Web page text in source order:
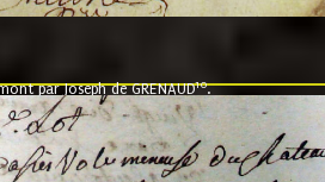
par Joseph de GRENAUD10.
le ving neuvième jour du mois de
Guillaume de Moyriat chevalier baron